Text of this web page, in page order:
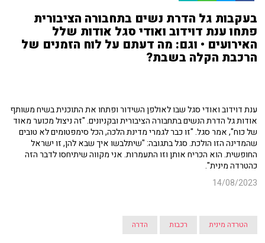
בעקבות גל הדרת נשים בתחבורה הציבורית
פתחו ענת דוידוב ואודי סגל אודות שלל
האירועים • וגם: מה דעתם על לוח הזמנים של
הרכבת הקלה בשבת?
ענת דוידוב ואודי סגל שבו לאולפן השידור ופתחו את התוכנית בשיח משותף
אודות גל הדרת הנשים בתחבורה הציבורית ובקניונים. "זה ניצול מכוער מאוד
של כוח", אמר סגל. "זו כבר לגמרי מדינת הלכה, הכל סימפטומים לא טובים
שהמדינה הזו הולכת. סגל בתגובה: "שיתלבשו איך שבא להן, זו ישראל
החופשית. הוא הכריח אותן וזו התעמרות. אני מקווה שיתיחסו לדבר הזה
כהטרדה מינית".
14/08/2023
הטרדה מינית רכבות הדרה